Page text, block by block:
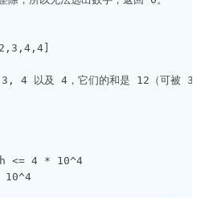
4 以及 4，它们的和是 12（可被 3
<= 4 * 10^4